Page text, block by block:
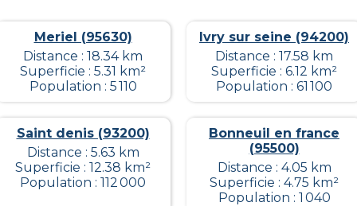
Meriel (95630)
Distance : 18.34 km
Superficie : 5.31 km²
Population : 5 110
Ivry sur seine (94200)
Distance : 17.58 km
Superficie : 6.12 km²
Population : 61 100
Saint denis (93200)
Distance : 5.63 km
Superficie : 12.38 km²
Population : 112 000
Bonneuil en france
(95500)
Distance : 4.05 km
Superficie : 4.75 km²
Population : 1 040